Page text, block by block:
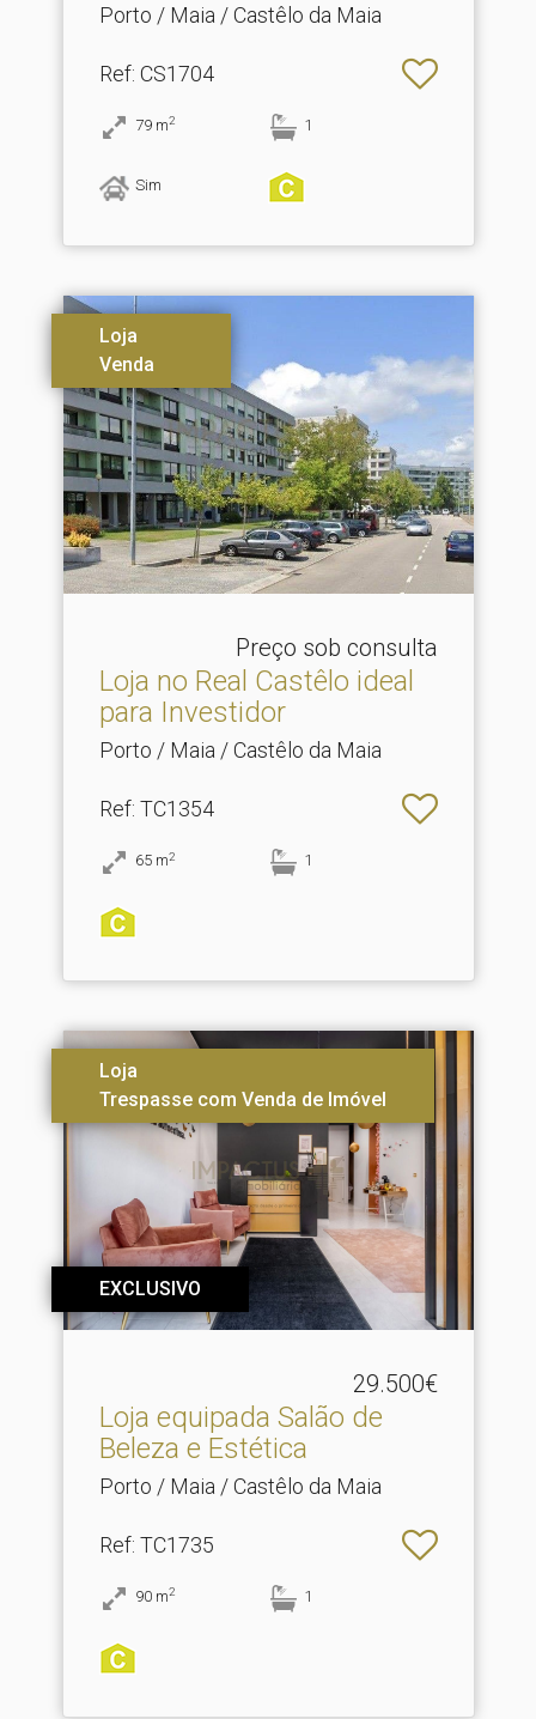
Porto / Maia / Castêlo da Maia
Ref: CS1704
79 m2 1
Sim
Loja
Venda
Preço sob consulta
Loja no Real Castêlo ideal
para Investidor
Porto / Maia / Castêlo da Maia
Ref: TC1354
65 m2 1
Loja
Trespasse com Venda de Imóvel
EXCLUSIVO
29.500€
Loja equipada Salão de
Beleza e Estética
Porto / Maia / Castêlo da Maia
Ref: TC1735
90 m2 1